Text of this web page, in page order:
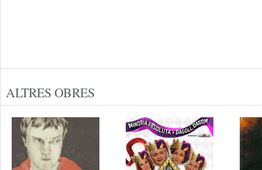
ALTRES OBRES